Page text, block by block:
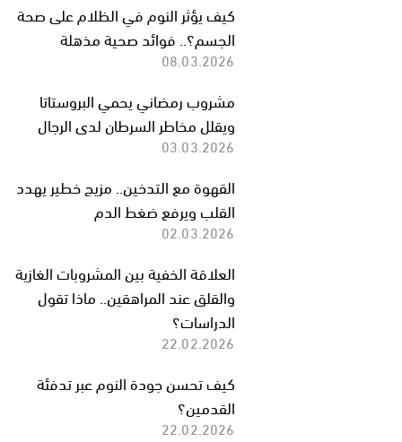
كيف يؤثر النوم في الظلام على صحة
الجسم؟.. فوائد صحية مذهلة
08.03.2026
مشروب رمضاني يحمي البروستاتا
ويقلل مخاطر السرطان لدى الرجال
03.03.2026
القهوة مع التدخين.. مزيج خطير يهدد
القلب ويرفع ضغط الدم
02.03.2026
العلاقة الخفية بين المشروبات الغازية
والقلق عند المراهقين.. ماذا تقول
الدراسات؟
22.02.2026
كيف تحسن جودة النوم عبر تدفئة
القدمين؟
22.02.2026